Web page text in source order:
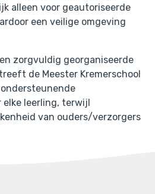
alleen voor geautoriseerde
een veilige omgeving
zorgvuldig georganiseerde
de Meester Kremerschool
leerling, terwijl
van ouders/verzorgers